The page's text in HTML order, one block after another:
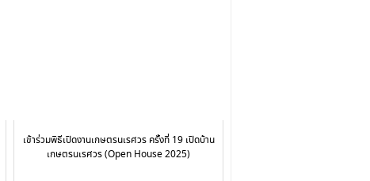
เข้าร่วมพิธีเปิดงานเกษตรนเรศวร ครั้งที่ 19 เปิดบ้าน
เกษตรนเรศวร (Open House 2025)